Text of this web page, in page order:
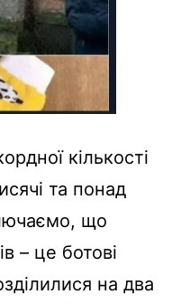
кількості
та понад
що
– це ботові
на два